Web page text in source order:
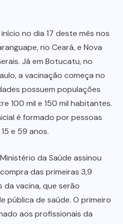
no dia 17 deste mês nos
no Ceará, e Nova
Já em Botucatu, no
a vacinação começa no
possuem populações
100 mil e 150 mil habitantes.
é formado por pessoas
e 59 anos.
da Saúde assinou
das primeiras 3,9
da vacina, que serão
pública de saúde. O primeiro
aos profissionais da